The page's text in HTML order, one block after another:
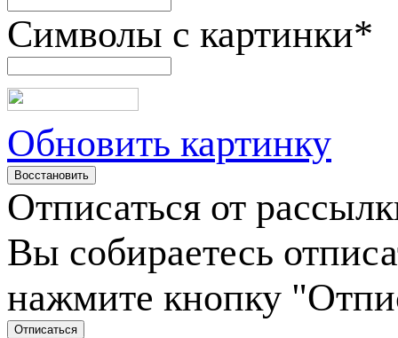
Символы с картинки*
Обновить картинку
Отписаться от
Вы собираетесь
нажмите кнопку